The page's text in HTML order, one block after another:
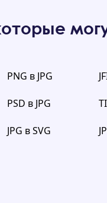
PNG в JPG
PSD в JPG
JPG в SVG